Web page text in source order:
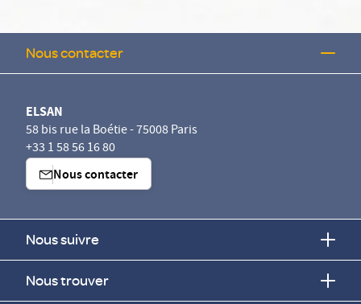
Nous contacter
ELSAN
58 bis rue la Boétie - 75008 Paris
+33 1 58 56 16 80
Nous contacter
Nous suivre
Nous trouver